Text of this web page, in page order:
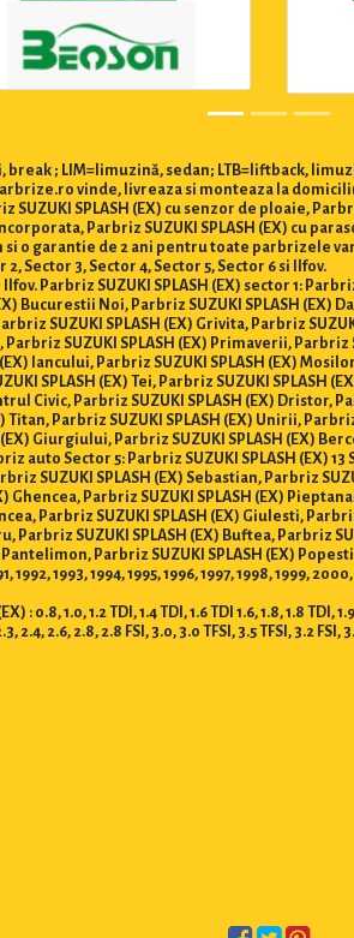
break ; LIM=limuzină, sedan; LTB=liftback,
vinde, livreaza si monteaza la
SPLASH (EX) cu senzor de ploaie,
Parbriz SUZUKI SPLASH (EX) cu
o garantie de 2 ani pentru toate parbrizele
Sector 3, Sector 4, Sector 5, Sector 6 si Ilfov.
Parbriz SUZUKI SPLASH (EX) sector 1:
Bucurestii Noi, Parbriz SUZUKI SPLASH (EX)
SUZUKI SPLASH (EX) Grivita, Parbriz
SUZUKI SPLASH (EX) Primaverii,
Iancului, Parbriz SUZUKI SPLASH (EX)
SPLASH (EX) Tei, Parbriz SUZUKI SPLASH
Civic, Parbriz SUZUKI SPLASH (EX) Dristor,
Titan, Parbriz SUZUKI SPLASH (EX) Unirii,
Giurgiului, Parbriz SUZUKI SPLASH (EX)
auto Sector 5: Parbriz SUZUKI SPLASH (EX)
SUZUKI SPLASH (EX) Sebastian, Parbriz
Ghencea, Parbriz SUZUKI SPLASH (EX)
Parbriz SUZUKI SPLASH (EX) Giulesti,
SUZUKI SPLASH (EX) Buftea, Parbriz
Pantelimon, Parbriz SUZUKI SPLASH (EX)
1992, 1993, 1994, 1995, 1996, 1997, 1998, 1999,
1.0, 1.2 TDI, 1.4 TDI, 1.6 TDI 1.6, 1.8, 1.8 TDI, 1.9
2.4, 2.6, 2.8, 2.8 FSI, 3.0, 3.0 TFSI, 3.5 TFSI, 3.2 FSI,